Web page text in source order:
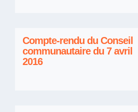
Compte-rendu du Conseil
communautaire du 7 avril
2016